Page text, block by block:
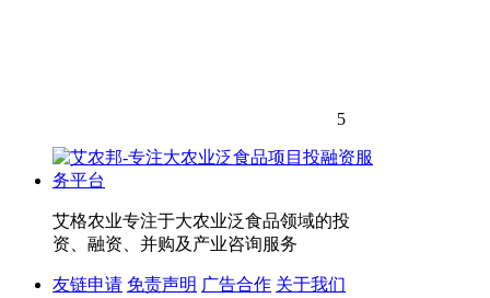
5
艾格农业专注于大农业泛食品领域的投
资、融资、并购及产业咨询服务
友链申请 免责声明 广告合作 关于我们